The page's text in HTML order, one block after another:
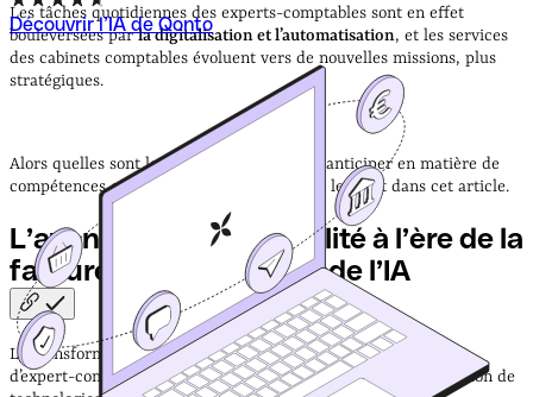
Découvrir l’IA de Qonto
Les tâches quotidiennes des experts-comptables sont en effet
bouleversées parla digitalisation et l’automatisation, et les services
des cabinets comptables évoluent vers de nouvelles missions, plus
stratégiques.
Alors quelles sont les grandes tendances à anticiper en matière de
compétences et de spécialisations ? On fait le point dans cet article.
L’avenir de la comptabilité à l’ère de la
facture électronique et de l’IA
La transformation digitale transforme profondément le métier
d’expert-comptable depuis déjà plusieurs décennies. L’intégration de